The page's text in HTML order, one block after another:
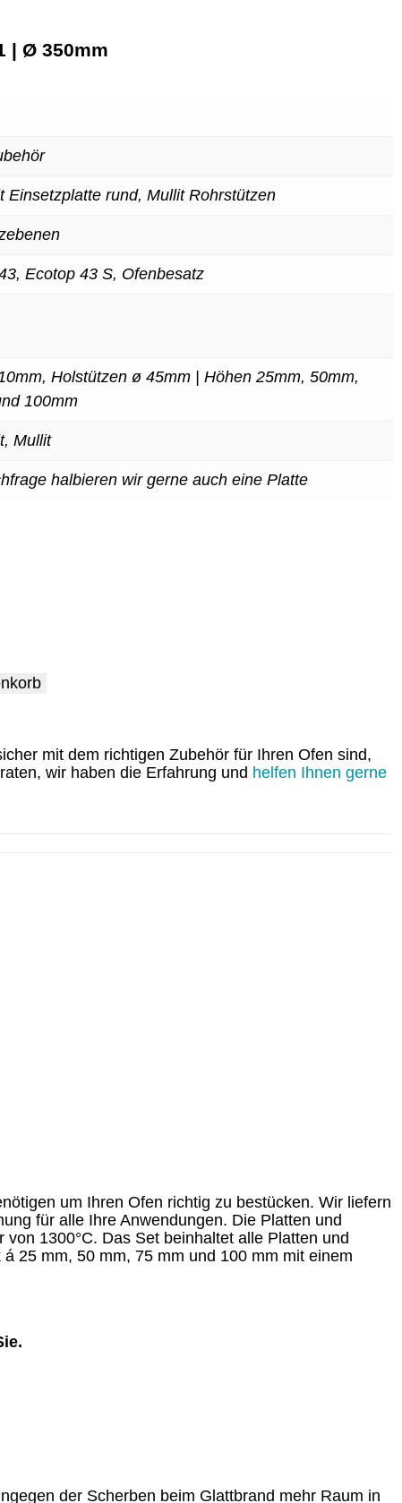
| Ø 350mm
Einsetzplatte rund, Mullit Rohrstützen
Ecotop 43 S, Ofenbesatz
Holstützen ø 45mm | Höhen 25mm, 50mm,
100mm
Mullit
halbieren wir gerne auch eine Platte
mit dem richtigen Zubehör für Ihren Ofen sind,
wir haben die Erfahrung und helfen Ihnen gerne
um Ihren Ofen richtig zu bestücken. Wir liefern
für alle Ihre Anwendungen. Die Platten und
1300°C. Das Set beinhaltet alle Platten und
25 mm, 50 mm, 75 mm und 100 mm mit einem
der Scherben beim Glattbrand mehr Raum in